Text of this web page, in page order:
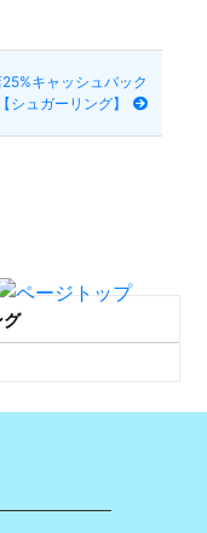
キャッシュバック
【シュガーリング】
グ